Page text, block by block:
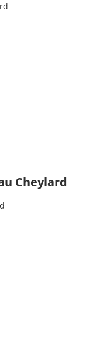
Cheylard